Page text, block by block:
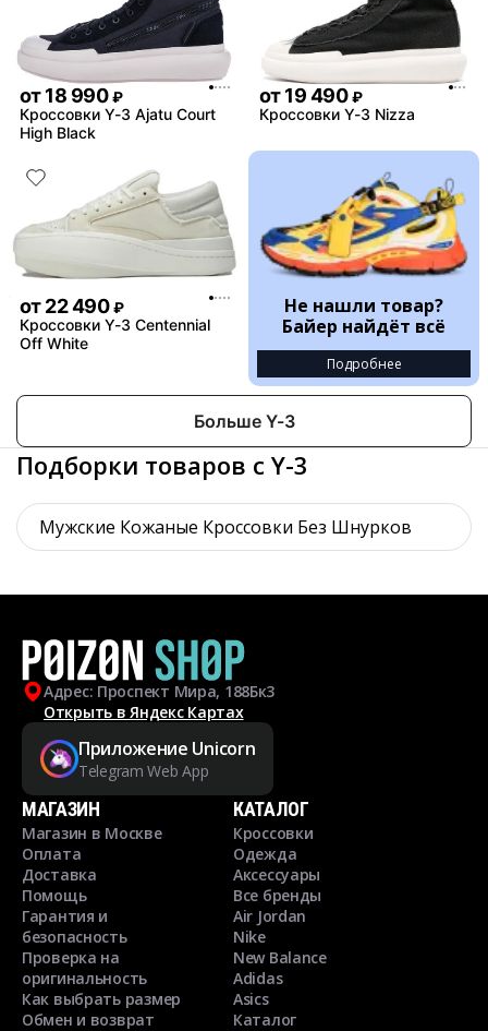
от18 990 ₽
Кроссовки Y-3 Ajatu Court
High Black
от19 490 ₽
Кроссовки Y-3 Nizza
от22 490 ₽
Кроссовки Y-3 Centennial
Off White
Не нашли товар?
Байер найдёт всё
Подробнее
Больше Y-3
Подборки товаров с Y-3
Мужские Кожаные Кроссовки Без Шнурков
Адрес: Проспект Мира, 188Бк3
Открыть в Яндекс Картах
Приложение Unicorn
Telegram Web App
МАГАЗИН
Магазин в Москве
Оплата
Доставка
Помощь
Гарантия и
безопасность
Проверка на
оригинальность
Как выбрать размер
Обмен и возврат
КАТАЛОГ
Кроссовки
Одежда
Аксессуары
Все бренды
Air Jordan
Nike
New Balance
Adidas
Asics
Каталог